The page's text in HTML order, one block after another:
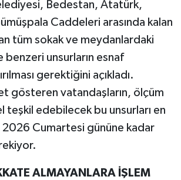
Bedestan, Atatürk,
Caddeleri arasında kalan
tüm sokak ve meydanlardaki
unsurların esnaf
gerektiğini açıkladı.
gösteren vatandaşların, ölçüm
teşkil edebilecek bu unsurları en
2026 Cumartesi gününe kadar
ALMAYANLARA İŞLEM